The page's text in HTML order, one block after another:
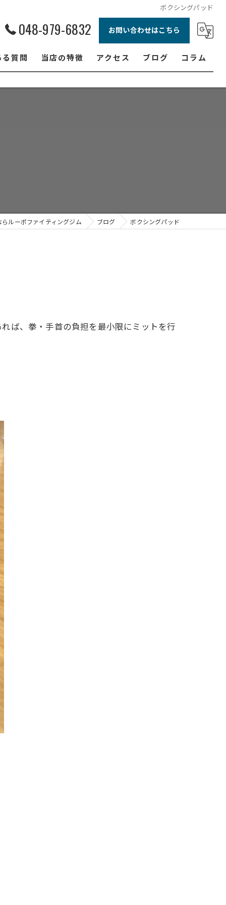
ボクシングパッド
048-979-6832 お問い合わせはこちら
質問 当店の特徴
ボクシング
アクセス ブログ コラム
ルーポファイティングジム ブログ ボクシングパッド
ば、拳・手首の負担を最小限にミットを行